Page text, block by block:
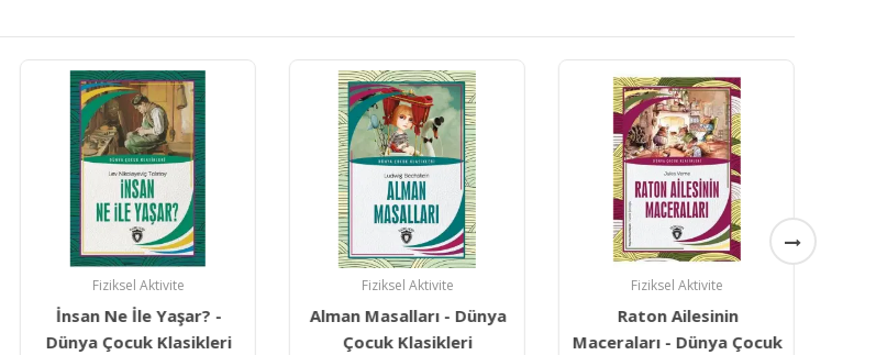
Fiziksel Aktivite
İnsan Ne İle Yaşar? -
Dünya Çocuk Klasikleri
Fiziksel Aktivite
Alman Masalları - Dünya
Çocuk Klasikleri
Fiziksel Aktivite
Raton Ailesinin
Maceraları - Dünya Çocuk